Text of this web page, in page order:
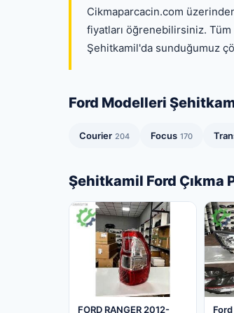
Cikmaparcacin.com
fiyatları öğrenebilirsiniz. Tüm
Şehitkamil'da sunduğumuz
Ford Modelleri
Courier 204 Focus 170
Şehitkamil Ford Çıkma
FORD RANGER 2012-